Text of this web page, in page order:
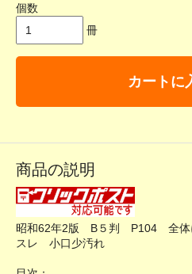
個数
冊
カートに
商品の説明
昭和62年2版 B５判 P104 全体
スレ 小口少汚れ